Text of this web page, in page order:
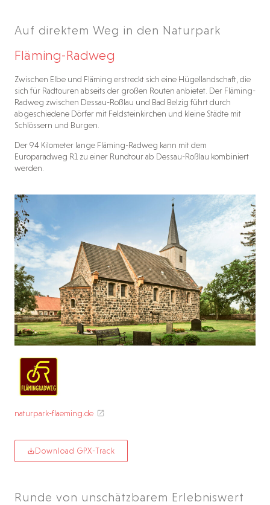
naturpark-flaeming.de
Download GPX-Track
Auf direktem Weg in den Naturpark
Fläming-Radweg
Zwischen Elbe und Fläming erstreckt sich eine Hügellandschaft, die
sich für Radtouren abseits der großen Routen anbietet. Der Fläming-
Radweg zwischen Dessau-Roßlau und Bad Belzig führt durch
abgeschiedene Dörfer mit Feldsteinkirchen und kleine Städte mit
Schlössern und Burgen.
Der 94 Kilometer lange Fläming-Radweg kann mit dem
Europaradweg R1 zu einer Rundtour ab Dessau-Roßlau kombiniert
werden.
Runde von unschätzbarem Erlebniswert